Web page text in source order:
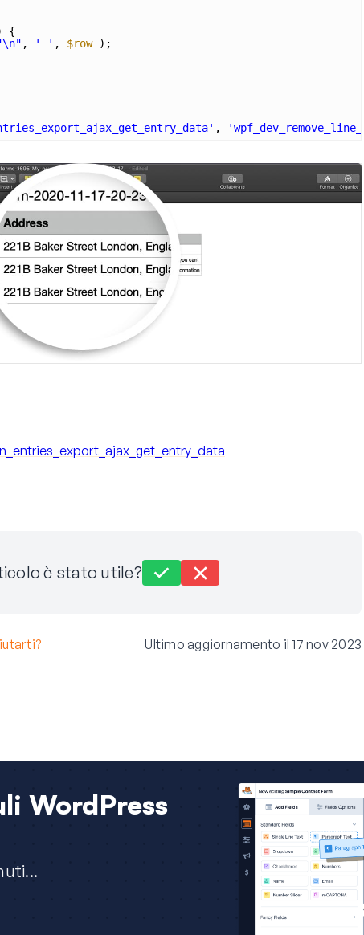
{
, ' ' , $row
);
,
è stato utile?
Ultimo aggiornamento il 17 nov 2023
WordPress